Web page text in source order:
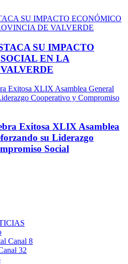
SU IMPACTO
EN LA
Exitosa XLIX Asamblea
su Liderazgo
Social
Canal 8
32